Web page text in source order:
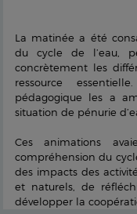
La matinée a été
du cycle de l’eau,
concrètement les
ressource
pédagogique les a
situation de pénurie
Ces animations
compréhension du
des impacts des
et naturels, de
développer la